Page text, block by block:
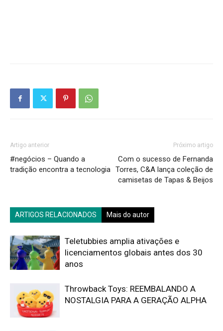
Artigo anterior
#negócios – Quando a
tradição encontra a tecnologia
Próximo artigo
Com o sucesso de Fernanda
Torres, C&A lança coleção de
camisetas de Tapas & Beijos
ARTIGOS RELACIONADOS Mais do autor
Teletubbies amplia ativações e
licenciamentos globais antes dos 30
anos
Throwback Toys: REEMBALANDO A
NOSTALGIA PARA A GERAÇÃO ALPHA